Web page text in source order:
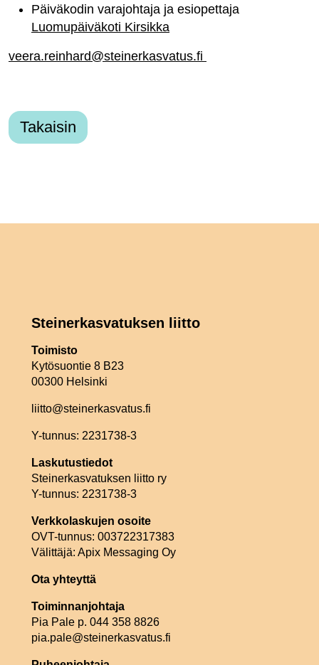
Päiväkodin varajohtaja ja esiopettaja
Luomupäiväkoti Kirsikka
veera.reinhard@steinerkasvatus.fi
Takaisin
Steinerkasvatuksen liitto
Toimisto
Kytösuontie 8 B23
00300 Helsinki
liitto@steinerkasvatus.fi
Y-tunnus: 2231738-3
Laskutustiedot
Steinerkasvatuksen liitto ry
Y-tunnus: 2231738-3
Verkkolaskujen osoite
OVT-tunnus: 003722317383
Välittäjä: Apix Messaging Oy
Ota yhteyttä
Toiminnanjohtaja
Pia Pale p. 044 358 8826
pia.pale@steinerkasvatus.fi